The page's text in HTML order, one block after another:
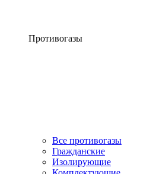
Противогазы
Все противогазы
Гражданские
Изолирующие